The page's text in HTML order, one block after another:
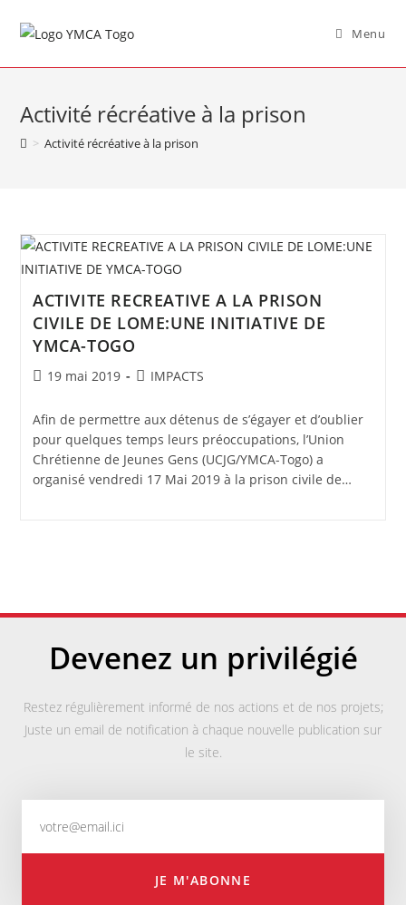
Menu
Activité récréative à la prison
> Activité récréative à la prison
ACTIVITE RECREATIVE A LA PRISON
CIVILE DE LOME:UNE INITIATIVE DE
YMCA-TOGO
19 mai 2019 IMPACTS
Afin de permettre aux détenus de s’égayer et d’oublier
pour quelques temps leurs préoccupations, l’Union
Chrétienne de Jeunes Gens (UCJG/YMCA-Togo) a
organisé vendredi 17 Mai 2019 à la prison civile de…
Devenez un privilégié
Restez régulièrement informé de nos actions et de nos projets;
Juste un email de notification à chaque nouvelle publication sur
le site.
JE M'ABONNE